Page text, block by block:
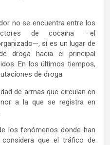
no se encuentra entre los
de cocaína —el
sí es un lugar de
droga hacia el principal
En los últimos tiempos,
de droga.
de armas que circulan en
a la que se registra en
los fenómenos donde han
que el tráfico de